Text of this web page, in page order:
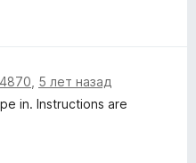
5 лет назад
in. Instructions are